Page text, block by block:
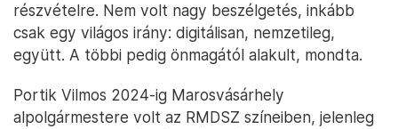
részvételre. Nem volt nagy beszélgetés, inkább
csak egy világos irány: digitálisan, nemzetileg,
együtt. A többi pedig önmagától alakult, mondta.
Portik Vilmos 2024-ig Marosvásárhely
alpolgármestere volt az RMDSZ színeiben, jelenleg